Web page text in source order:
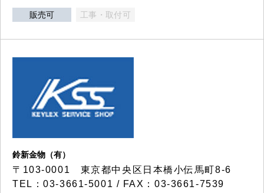
販売可 工事・取付可
鈴新金物（有）
〒103-0001 東京都中央区日本橋小伝馬町8-6
TEL：03-3661-5001 / FAX：03-3661-7539